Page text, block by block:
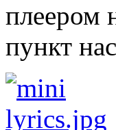
плеером
пункт